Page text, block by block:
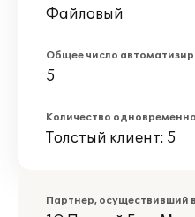
Файловый
Общее число
5
Количество
Толстый клиент: 5
Партнер, осуществивший